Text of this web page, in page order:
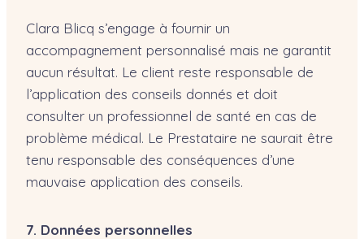
Clara Blicq s’engage à fournir un
accompagnement personnalisé mais ne garantit
aucun résultat. Le client reste responsable de
l’application des conseils donnés et doit
consulter un professionnel de santé en cas de
problème médical. Le Prestataire ne saurait être
tenu responsable des conséquences d’une
mauvaise application des conseils.
7. Données personnelles